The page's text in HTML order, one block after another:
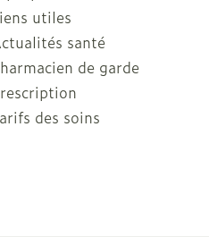
utiles
santé
de garde
des soins